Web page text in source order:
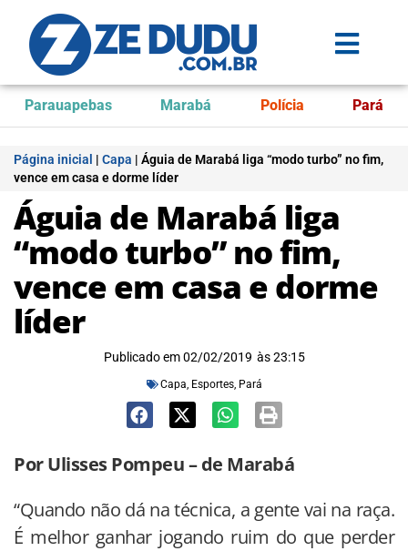
Parauapebas Marabá Polícia Pará
Página inicial | Capa | Águia de Marabá liga “modo turbo” no fim,
vence em casa e dorme líder
Águia de Marabá liga
“modo turbo” no fim,
vence em casa e dorme
líder
Publicado em 02/02/2019 às 23:15
Capa, Esportes, Pará
Por Ulisses Pompeu – de Marabá
“Quando não dá na técnica, a gente vai na raça.
É melhor ganhar jogando ruim do que perder